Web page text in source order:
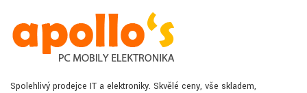
Spolehlivý prodejce IT a elektroniky. Skvělé ceny, vše skladem,